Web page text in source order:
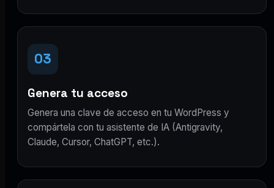
03
Genera tu acceso
Genera una clave de acceso en tu WordPress y
compártela con tu asistente de IA (Antigravity,
Claude, Cursor, ChatGPT, etc.).